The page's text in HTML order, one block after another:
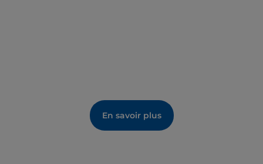
En savoir plus